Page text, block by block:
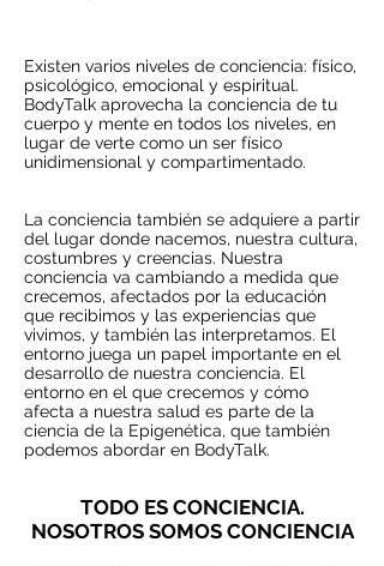
Existen varios niveles de conciencia: físico,
psicológico, emocional y espiritual.
BodyTalk aprovecha la conciencia de tu
cuerpo y mente en todos los niveles, en
lugar de verte como un ser físico
unidimensional y compartimentado.
La conciencia también se adquiere a partir
del lugar donde nacemos, nuestra cultura,
costumbres y creencias. Nuestra
conciencia va cambiando a medida que
crecemos, afectados por la educación
que recibimos y las experiencias que
vivimos, y también las interpretamos. El
entorno juega un papel importante en el
desarrollo de nuestra conciencia. El
entorno en el que crecemos y cómo
afecta a nuestra salud es parte de la
ciencia de la Epigenética, que también
podemos abordar en BodyTalk.
TODO ES CONCIENCIA.
NOSOTROS SOMOS CONCIENCIA